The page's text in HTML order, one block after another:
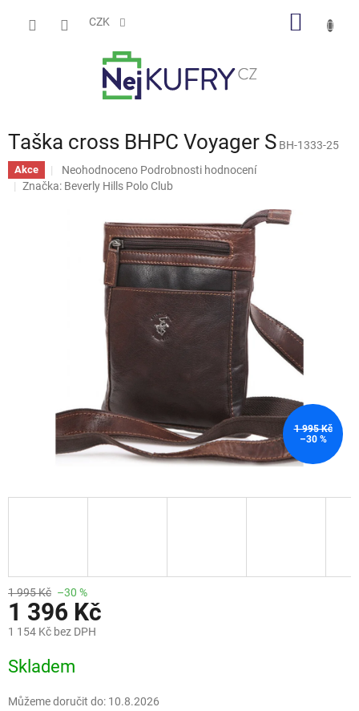
CZK
Taška cross BHPC Voyager S BH-1333-25
Akce
Průměrné
hodnocení
hvězdiček.
Neohodnoceno Podrobnosti hodnocení
Značka: Beverly Hills Polo Club
1 995 Kč
–30 %
1 995 Kč –30 %
1 396 Kč
1 154 Kč bez DPH
cena:
Skladem
Můžeme doručit do: 10.8.2026